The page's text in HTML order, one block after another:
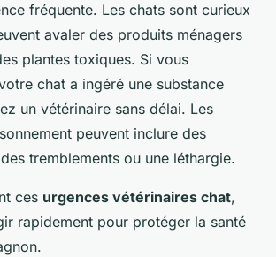
fréquente. Les chats sont curieux
avaler des produits ménagers
plantes toxiques. Si vous
chat a ingéré une substance
un vétérinaire sans délai. Les
peuvent inclure des
tremblements ou une léthargie.
ces urgences vétérinaires chat,
rapidement pour protéger la santé